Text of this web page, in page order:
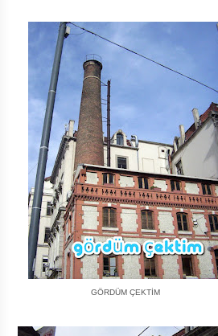
GÖRDÜM ÇEKTİM